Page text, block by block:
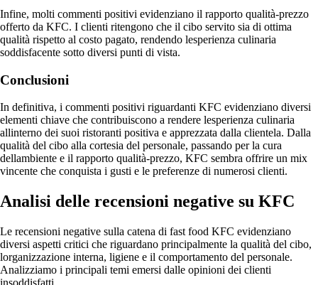
Infine, molti commenti positivi evidenziano il rapporto qualità-prezzo
offerto da KFC. I clienti ritengono che il cibo servito sia di ottima
qualità rispetto al costo pagato, rendendo lesperienza culinaria
soddisfacente sotto diversi punti di vista.
Conclusioni
In definitiva, i commenti positivi riguardanti KFC evidenziano diversi
elementi chiave che contribuiscono a rendere lesperienza culinaria
allinterno dei suoi ristoranti positiva e apprezzata dalla clientela. Dalla
qualità del cibo alla cortesia del personale, passando per la cura
dellambiente e il rapporto qualità-prezzo, KFC sembra offrire un mix
vincente che conquista i gusti e le preferenze di numerosi clienti.
Analisi delle recensioni negative su KFC
Le recensioni negative sulla catena di fast food KFC evidenziano
diversi aspetti critici che riguardano principalmente la qualità del cibo,
lorganizzazione interna, ligiene e il comportamento del personale.
Analizziamo i principali temi emersi dalle opinioni dei clienti